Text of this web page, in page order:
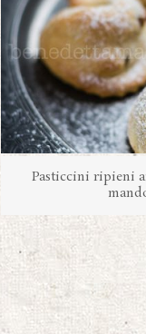
Pasticcini ripieni